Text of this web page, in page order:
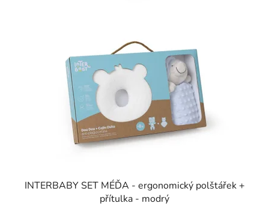
INTERBABY SET MÉĎA - ergonomický polštářek +
přítulka - modrý